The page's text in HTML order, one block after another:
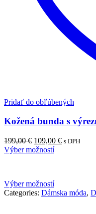
Pridať do obľúbených
Kožená bunda s
199,00€ Pôvodná
cena
109,00 €Aktuálna
s DPH
Výber možností
Výber možností
Categories: Dámska móda,